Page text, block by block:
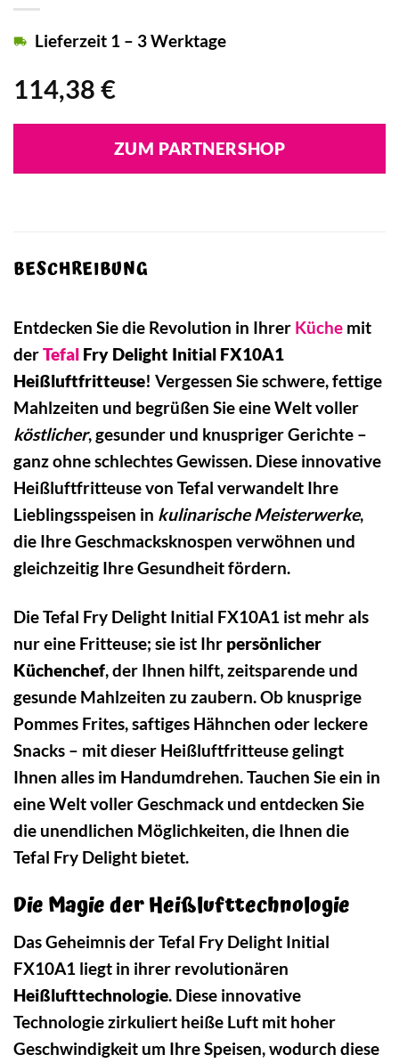
114,38 €
Lieferzeit 1 – 3 Werktage
ZUM PARTNERSHOP
BESCHREIBUNG
Entdecken Sie die Revolution in Ihrer Küche mit
derTefal Fry Delight Initial FX10A1
Heißluftfritteuse! Vergessen Sie schwere, fettige
Mahlzeiten und begrüßen Sie eine Welt voller
köstlicher, gesunder und knuspriger Gerichte –
ganz ohne schlechtes Gewissen. Diese innovative
Heißluftfritteuse von Tefal verwandelt Ihre
Lieblingsspeisen in kulinarische Meisterwerke,
die Ihre Geschmacksknospen verwöhnen und
gleichzeitig Ihre Gesundheit fördern.
Die Tefal Fry Delight Initial FX10A1 ist mehr als
nur eine Fritteuse; sie ist Ihr persönlicher
Küchenchef, der Ihnen hilft, zeitsparende und
gesunde Mahlzeiten zu zaubern. Ob knusprige
Pommes Frites, saftiges Hähnchen oder leckere
Snacks – mit dieser Heißluftfritteuse gelingt
Ihnen alles im Handumdrehen. Tauchen Sie ein in
eine Welt voller Geschmack und entdecken Sie
die unendlichen Möglichkeiten, die Ihnen die
Tefal Fry Delight bietet.
Die Magie der Heißlufttechnologie
Das Geheimnis der Tefal Fry Delight Initial
FX10A1 liegt in ihrer revolutionären
Heißlufttechnologie. Diese innovative
Technologie zirkuliert heiße Luft mit hoher
Geschwindigkeit um Ihre Speisen, wodurch diese